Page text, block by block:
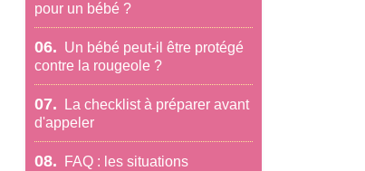
pour un bébé ?
06. Un bébé peut-il être protégé
contre la rougeole ?
07.
La checklist à préparer avant
d'appeler
08.
FAQ : les situations